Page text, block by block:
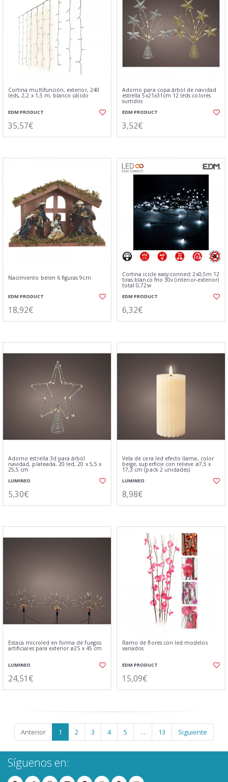
Cortina multifunción, exterior, 240
leds, 2,2 x 1,5 m, blanco cálido
EDM PRODUCT
35,57€
Adorno para copa árbol de navidad
estrella 5x21x31cm 12 leds colores
surtidos
EDM PRODUCT
3,52€
Nacimiento belen 6 figuras 9cm
EDM PRODUCT
18,92€
Cortina icicle easy-connect 2x0,5m 12
tiras blanco frío 30v (interior-exterior)
total 0,72w
EDM PRODUCT
6,32€
Adorno estrella 3d para árbol
navidad, plateada, 20 led, 20 x 5,5 x
25,5 cm
LUMINEO
5,30€
Vela de cera led efecto llama, color
beige, superficie con relieve ø7,5 x
17,3 cm (pack 2 unidades)
LUMINEO
8,98€
Estaca microled en forma de fuegos
artificiales para exterior ø25 x 45 cm
LUMINEO
24,51€
Ramo de flores con led modelos
variados
EDM PRODUCT
15,09€
Anterior 1 2 3 4 5 … 13 Siguiente
Síguenos en: